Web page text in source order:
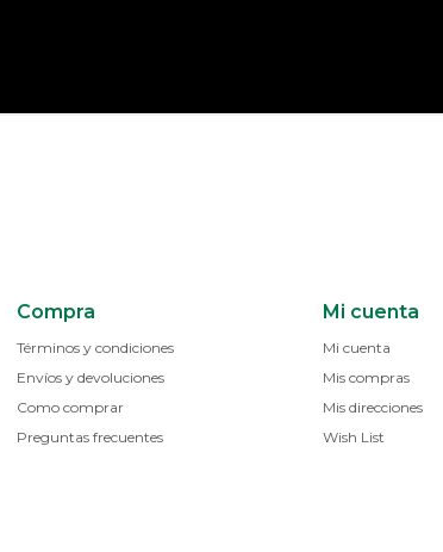
Compra
Términos y condiciones
Envíos y devoluciones
Como comprar
Preguntas frecuentes
Mi cuenta
Mi cuenta
Mis compras
Mis direcciones
Wish List